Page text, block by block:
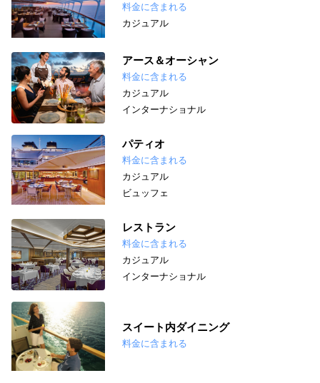
料金に含まれる
カジュアル
アース＆オーシャン
料金に含まれる
カジュアル
インターナショナル
パティオ
料金に含まれる
カジュアル
ビュッフェ
レストラン
料金に含まれる
カジュアル
インターナショナル
スイート内ダイニング
料金に含まれる